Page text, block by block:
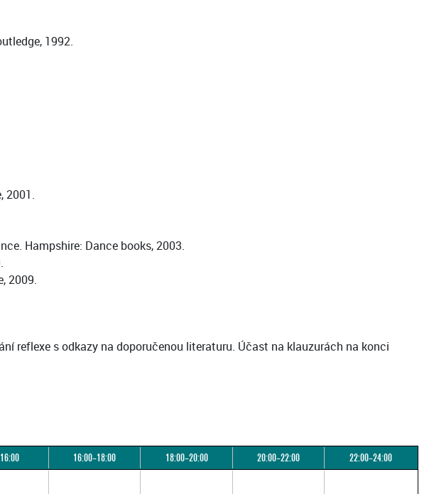
1992.
2001.
Hampshire: Dance books, 2003.
2009.
reflexe s odkazy na doporučenou literaturu. Účast na klauzurách na konci
16:00–18:00 18:00–20:00 20:00–22:00
22:00–24:00